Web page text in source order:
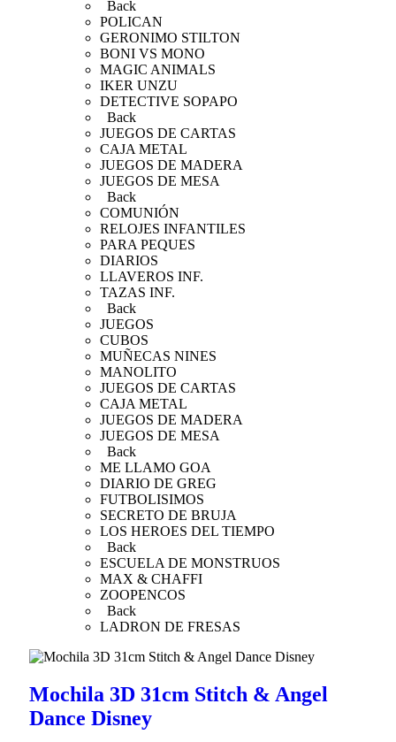
Back
POLICAN
GERONIMO STILTON
BONI VS MONO
MAGIC ANIMALS
IKER UNZU
DETECTIVE SOPAPO
Back
JUEGOS DE CARTAS
CAJA METAL
JUEGOS DE MADERA
JUEGOS DE MESA
Back
COMUNIÓN
RELOJES INFANTILES
PARA PEQUES
DIARIOS
LLAVEROS INF.
TAZAS INF.
Back
JUEGOS
CUBOS
MUÑECAS NINES
MANOLITO
JUEGOS DE CARTAS
CAJA METAL
JUEGOS DE MADERA
JUEGOS DE MESA
Back
ME LLAMO GOA
DIARIO DE GREG
FUTBOLISIMOS
SECRETO DE BRUJA
LOS HEROES DEL TIEMPO
Back
ESCUELA DE MONSTRUOS
MAX & CHAFFI
ZOOPENCOS
Back
LADRON DE FRESAS
Mochila 3D 31cm Stitch & Angel
Dance Disney